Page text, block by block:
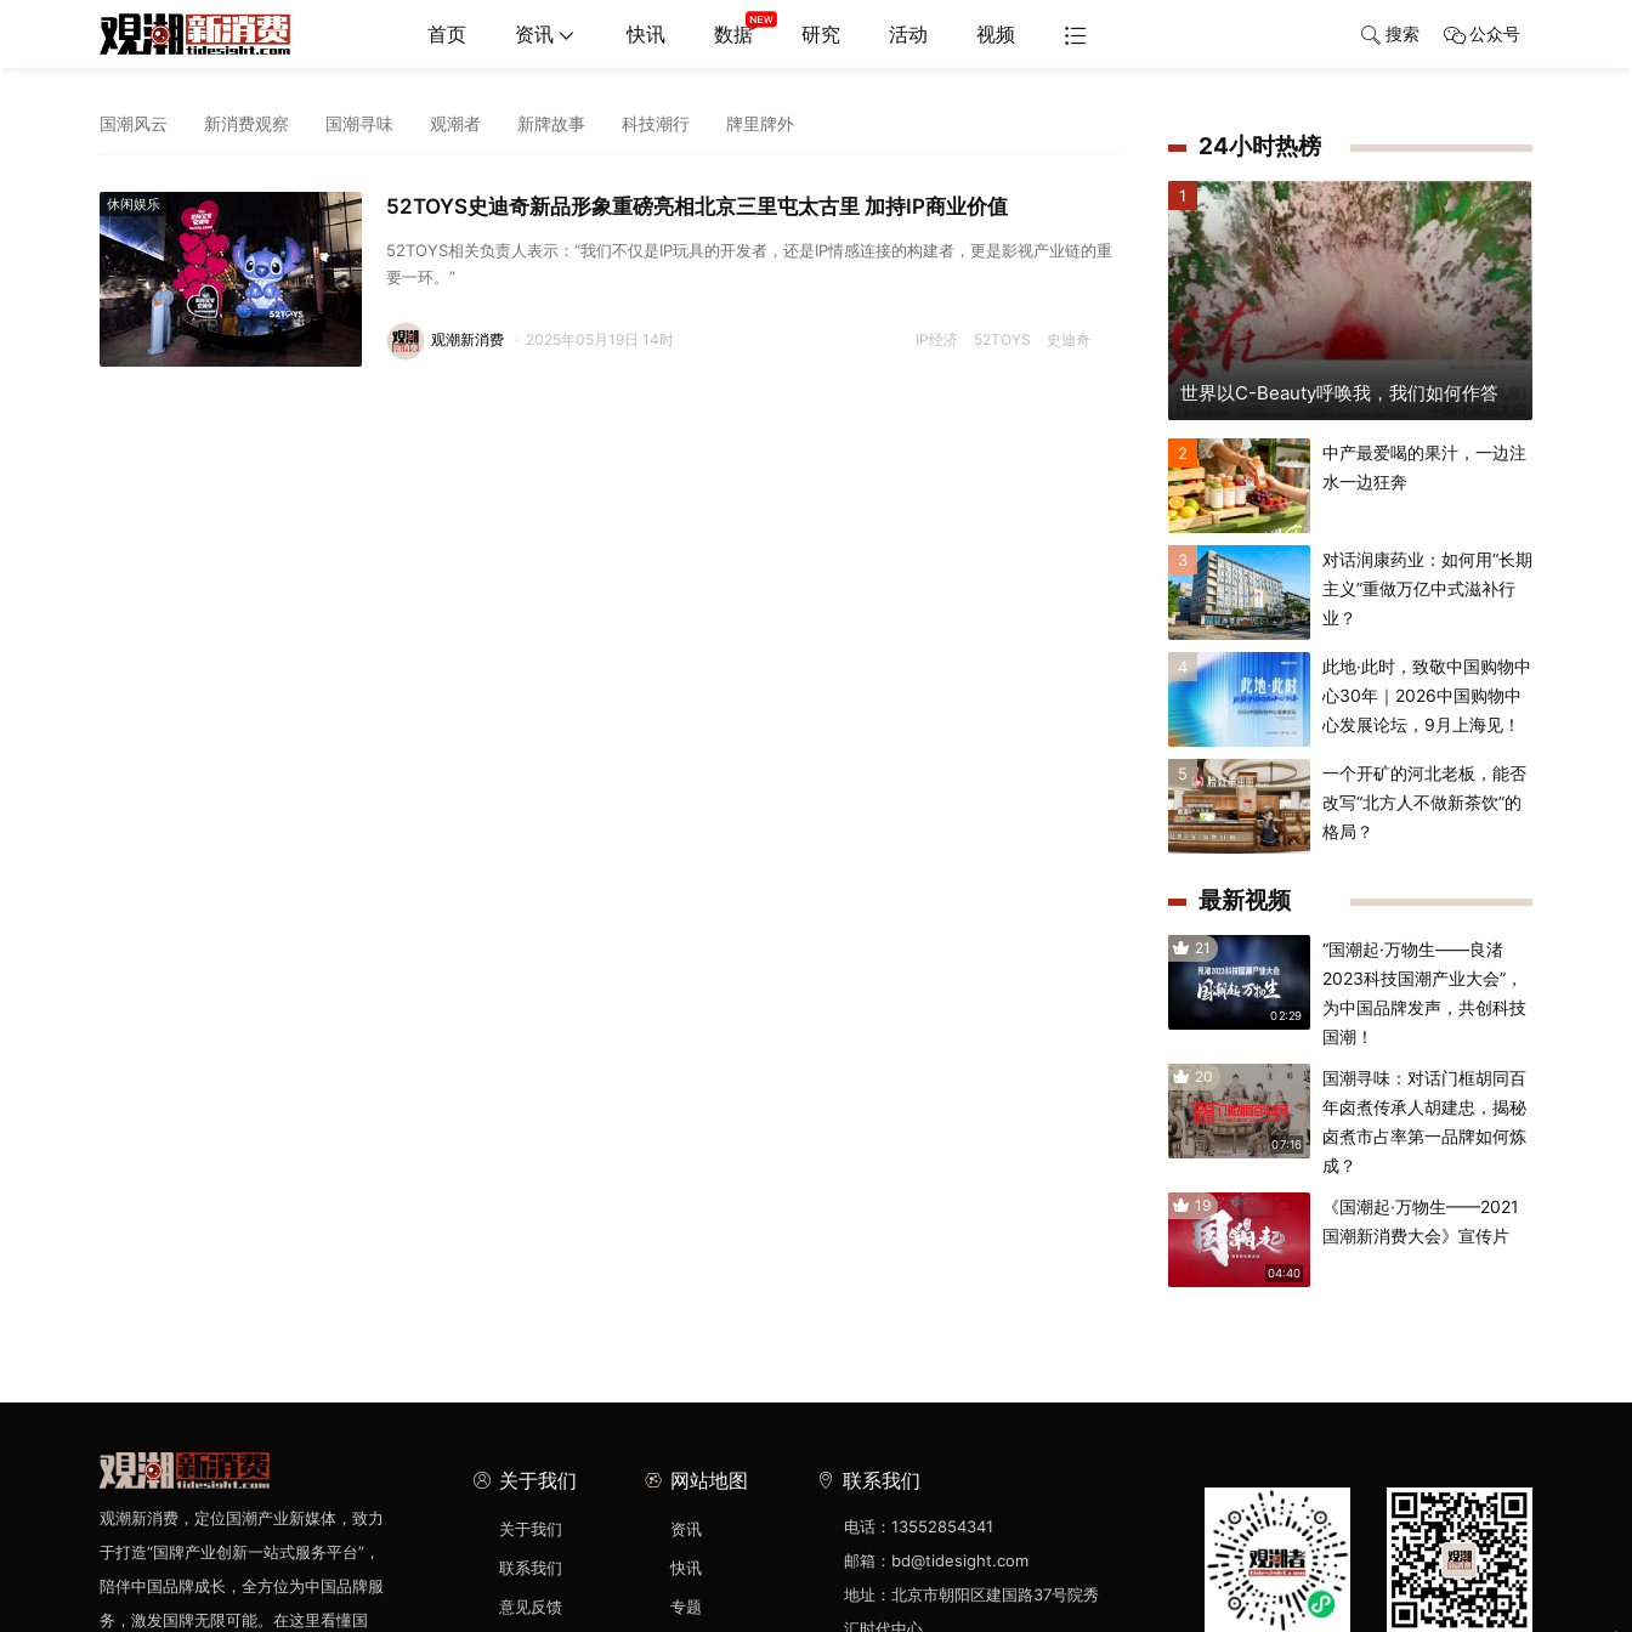
首页 资讯 快讯 数据 研究 活动 视频 搜索 公众号
国潮风云 新消费观察 国潮寻味 观潮者 新牌故事 科技潮行 牌里牌外
休闲娱乐 52TOYS史迪奇新品形象重磅亮相北京三里屯太古里 加持IP商业价值
52TOYS相关负责人表示：“我们不仅是IP玩具的开发者，还是IP情感连接的构建者，更是影视产业链的重
要一环。”
IP经济 52TOYS 史迪奇
观潮新消费 · 2025年05月19日 14时
24小时热榜
1
世界以C-Beauty呼唤我，我们如何作答
2
中产最爱喝的果汁，一边注
水一边狂奔
3
对话润康药业：如何用“长期
主义”重做万亿中式滋补行
业？
4
此地·此时，致敬中国购物中
心30年｜2026中国购物中
心发展论坛，9月上海见！
5
一个开矿的河北老板，能否
改写“北方人不做新茶饮”的
格局？
最新视频
21
02:29
“国潮起·万物生——良渚
2023科技国潮产业大会”，
为中国品牌发声，共创科技
国潮！
20
07:16
国潮寻味：对话门框胡同百
年卤煮传承人胡建忠，揭秘
卤煮市占率第一品牌如何炼
成？
19
04:40
《国潮起·万物生——2021
国潮新消费大会》宣传片
观潮新消费，定位国潮产业新媒体，致力
于打造“国牌产业创新一站式服务平台”，
陪伴中国品牌成长，全方位为中国品牌服
务，激发国牌无限可能。在这里看懂国
关于我们
关于我们
联系我们
意见反馈
网站地图
资讯
快讯
专题
联系我们
电话：13552854341
邮箱：bd@tidesight.com
地址：北京市朝阳区建国路37号院秀